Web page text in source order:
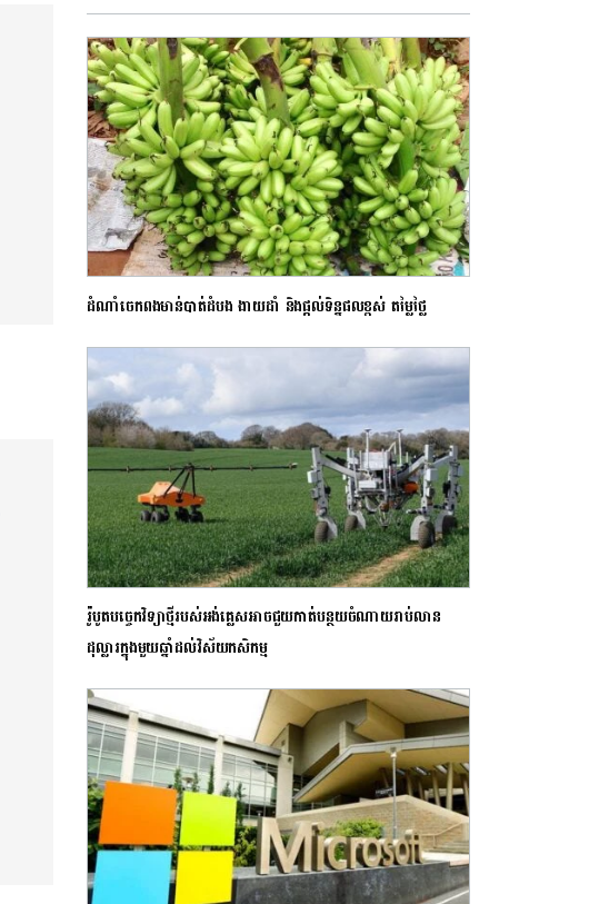
ដំណាំចេកពងមាន់បាត់ដំបង ងាយដាំ និងផ្ដល់ទិន្នផលខ្ពស់ តម្លៃថ្លៃ
រ៉ូបូតបច្ចេកវិទ្យាថ្មីរបស់អង់គ្លេសអាចជួយកាត់បន្ថយចំណាយរាប់លាន
ដុល្លារក្នុងមួយឆ្នាំដល់វិស័យកសិកម្ម